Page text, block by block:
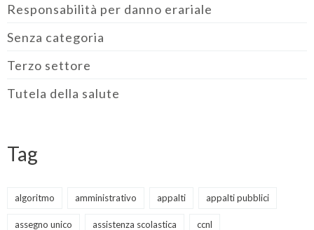
Responsabilità per danno erariale
Senza categoria
Terzo settore
Tutela della salute
Tag
algoritmo amministrativo appalti appalti pubblici
assegno unico assistenza scolastica ccnl